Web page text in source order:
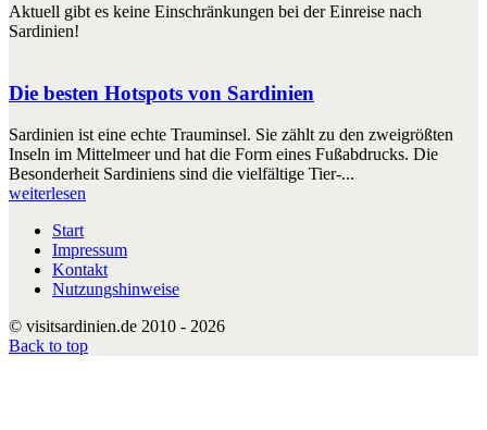
Aktuell gibt es keine Einschränkungen bei der Einreise nach
Sardinien!
Die besten Hotspots von Sardinien
Sardinien ist eine echte Trauminsel. Sie zählt zu den zweigrößten
Inseln im Mittelmeer und hat die Form eines Fußabdrucks. Die
Besonderheit Sardiniens sind die vielfältige Tier-...
weiterlesen
Start
Impressum
Kontakt
Nutzungshinweise
© visitsardinien.de 2010 - 2026
Back to top